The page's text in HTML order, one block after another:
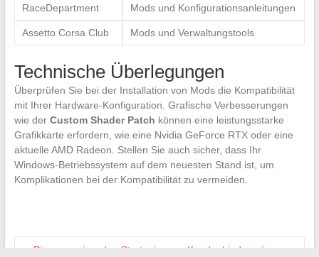
RaceDepartment Mods und Konfigurationsanleitungen
Assetto Corsa Club Mods und Verwaltungstools
Technische Überlegungen
Überprüfen Sie bei der Installation von Mods die Kompatibilität
mit Ihrer Hardware-Konfiguration. Grafische Verbesserungen
wie der Custom Shader Patch können eine leistungsstarke
Grafikkarte erfordern, wie eine Nvidia GeForce RTX oder eine
aktuelle AMD Radeon. Stellen Sie auch sicher, dass Ihr
Windows-Betriebssystem auf dem neuesten Stand ist, um
Komplikationen bei der Kompatibilität zu vermeiden.
Die wegweisenden Strategien zur Kundenbindung im